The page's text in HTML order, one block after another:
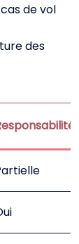
de vol
des